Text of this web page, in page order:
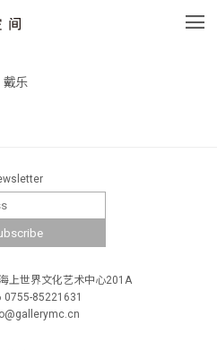
戴乐
上世界文化艺术中心201A
0755-85221631